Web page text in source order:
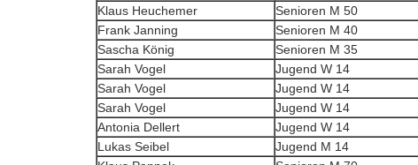
Klaus Heuchemer
Senioren M 50
Frank Janning
Senioren M 40
Sascha König
Senioren M 35
Sarah Vogel
Jugend W 14
Sarah Vogel
Jugend W 14
Sarah Vogel
Jugend W 14
Antonia Dellert
Jugend W 14
Lukas Seibel
Jugend M 14